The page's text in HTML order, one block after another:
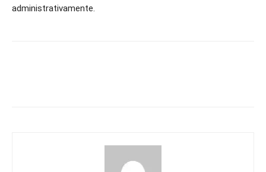
administrativamente.